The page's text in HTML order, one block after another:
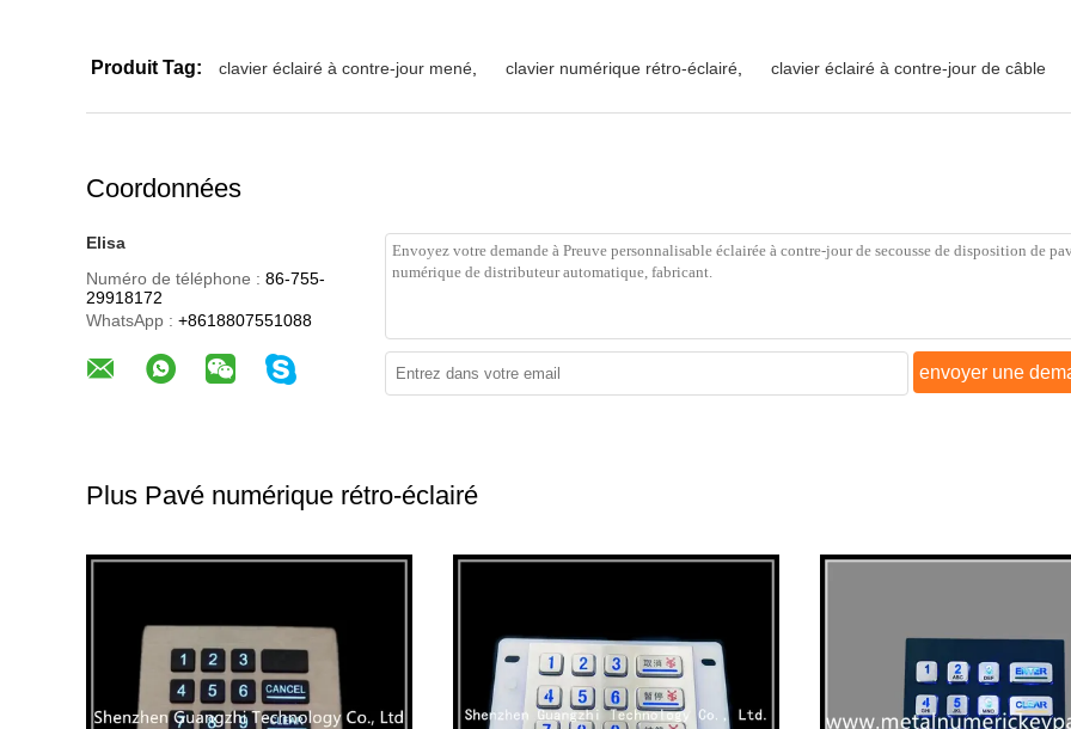
Produit Tag: clavier éclairé à contre-jour mené clavier numérique rétro-éclairé clavier éclairé à contre-jour de câble
Coordonnées
Elisa
Numéro de téléphone : 86-755-
29918172
WhatsApp : +8618807551088
envoyer une
Plus Pavé numérique rétro-éclairé